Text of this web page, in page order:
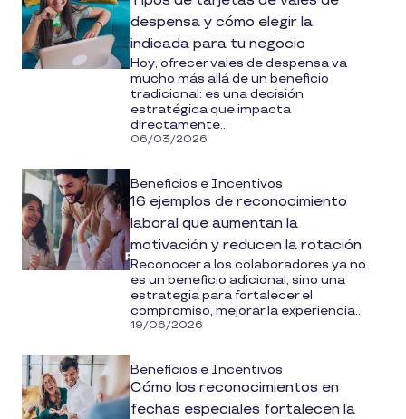
despensa y cómo elegir la
indicada para tu negocio
Hoy, ofrecer vales de despensa va
mucho más allá de un beneficio
tradicional: es una decisión
estratégica que impacta
directamente...
06/03/2026
Beneficios e Incentivos
16 ejemplos de reconocimiento
laboral que aumentan la
motivación y reducen la rotación
Reconocer a los colaboradores ya no
es un beneficio adicional, sino una
estrategia para fortalecer el
compromiso, mejorar la experiencia...
19/06/2026
Beneficios e Incentivos
Cómo los reconocimientos en
fechas especiales fortalecen la